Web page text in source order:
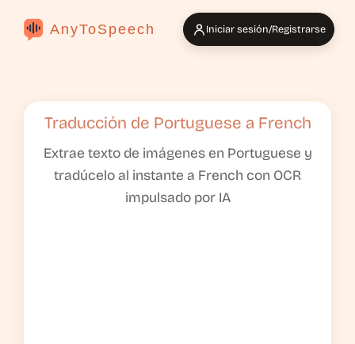
AnyToSpeech Iniciar sesión/Registrarse
Traducción de Portuguese a French
Extrae texto de imágenes en Portuguese y
tradúcelo al instante a French con OCR
impulsado por IA